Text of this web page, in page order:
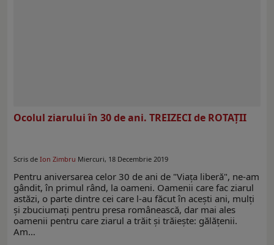
Ocolul ziarului în 30 de ani. TREIZECI de ROTAŢII
Scris de Ion Zimbru Miercuri, 18 Decembrie 2019
Pentru aniversarea celor 30 de ani de "Viaţa liberă", ne-am
gândit, în primul rând, la oameni. Oamenii care fac ziarul
astăzi, o parte dintre cei care l-au făcut în aceşti ani, mulţi
şi zbuciumaţi pentru presa românească, dar mai ales
oamenii pentru care ziarul a trăit şi trăieşte: gălăţenii.
Am…